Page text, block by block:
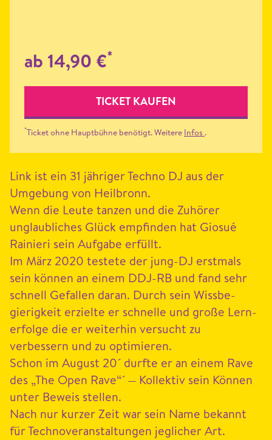
ab 14,90 €*
TICKET KAUFEN
*Ticket ohne Hauptbühne benötigt. Weitere Infos .
Link ist ein 31 jähriger Tech­no DJ aus der
Umge­bung von Heil­bronn.
Wenn die Leute tanzen und die Zuhör­er
unglaublich­es Glück empfind­en hat Gio­sué
Rainieri sein Auf­gabe erfüllt.
Im März 2020 testete der jung-DJ erst­mals
sein kön­nen an einem DDJ-RB und fand sehr
schnell Gefall­en daran. Durch sein Wiss­be­
gierigkeit erzielte er schnelle und große Lern­
er­folge die er weit­er­hin ver­sucht zu
verbessern und zu opti­mieren.
Schon im August 20´ durfte er an einem Rave
des „The Open Rave“´ — Kollek­tiv sein Kön­nen
unter Beweis stellen.
Nach nur kurz­er Zeit war sein Name bekan­nt
für Tech­nover­anstal­tun­gen jeglich­er Art.